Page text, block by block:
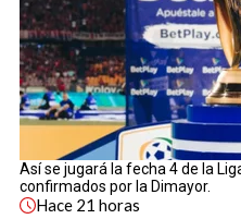
Así se jugará la fecha 4 de la
confirmados por la Dimayor.
Hace 21 horas